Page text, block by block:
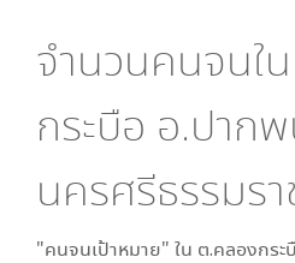
จำนวนคนจนใน
กระบือ อ.ปาก
นครศรีธรรมรา
"คนจนเป้าหมาย" ใน ต.คลองกร